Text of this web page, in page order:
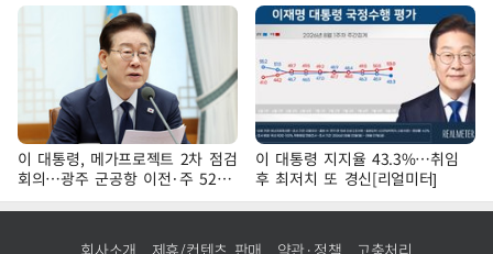
이 대통령, 메가프로젝트 2차 점검
회의…광주 군공항 이전·주 52시
간 예외 등 논의
이 대통령 지지율 43.3%…취임
후 최저치 또 경신[리얼미터]